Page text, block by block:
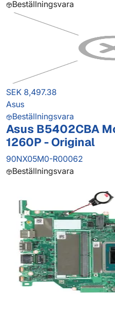
Beställningsvara
SEK 8,497.38
Asus
Beställningsvara
Asus B5402CBA
1260P - Original
90NX05M0-R00062
Beställningsvara